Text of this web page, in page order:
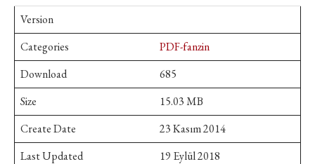
Version
Categories
PDF-fanzin
Download
685
Size
15.03 MB
Create Date
23 Kasım 2014
Last Updated
19 Eylül 2018